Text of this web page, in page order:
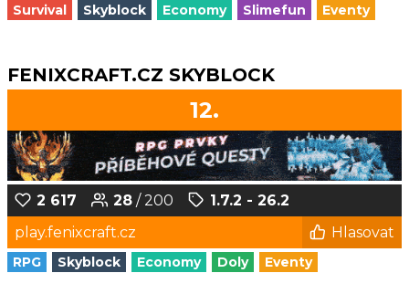
Survival Skyblock Economy Slimefun Eventy
FENIXCRAFT.CZ SKYBLOCK
12.
2 617 28 / 200
1.7.2 - 26.2
play.fenixcraft.cz
Hlasovat
RPG Skyblock Economy Doly Eventy